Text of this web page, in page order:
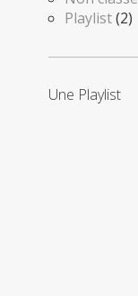
Playlist(2)
Une Playlist